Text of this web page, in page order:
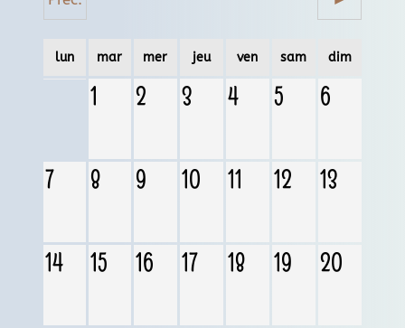
lun mar mer jeu ven sam dim
1 2 3 4 5 6
7 8 9 10 11 12 13
14 15 16 17 18 19 20